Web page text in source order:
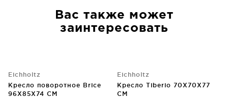
Вас также может
заинтересовать
Eichholtz
Кресло поворотное Brice
96X85X74 CM
Eichholtz
Кресло Tiberio 70X70X77
CM